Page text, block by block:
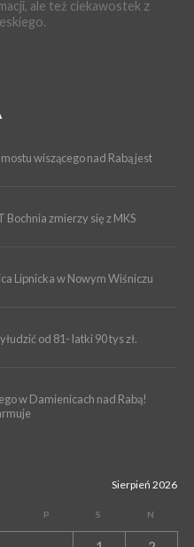
z OSP Okocim!
XIX Borzęckie Święto
dzień wędrówki [ZDJĘCIA]
Ładu
odpowiedź na działania
ale też ciekawostek z
wiszącego nad Rabą jest
Bochnia zmierzy się z MKS
Lipnicka w Nowym Wiśniczu
od 81- latki 90 tys zł.
w Damienicach nad Rabą!
Sierpień 2026
P S N